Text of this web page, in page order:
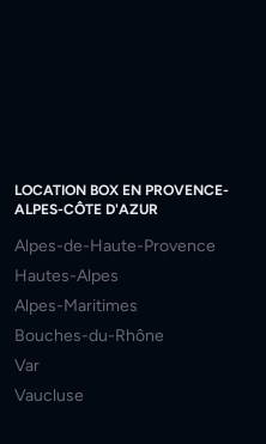
LOCATION BOX EN PROVENCE-
ALPES-CÔTE D'AZUR
Alpes-de-Haute-Provence
Hautes-Alpes
Alpes-Maritimes
Bouches-du-Rhône
Var
Vaucluse